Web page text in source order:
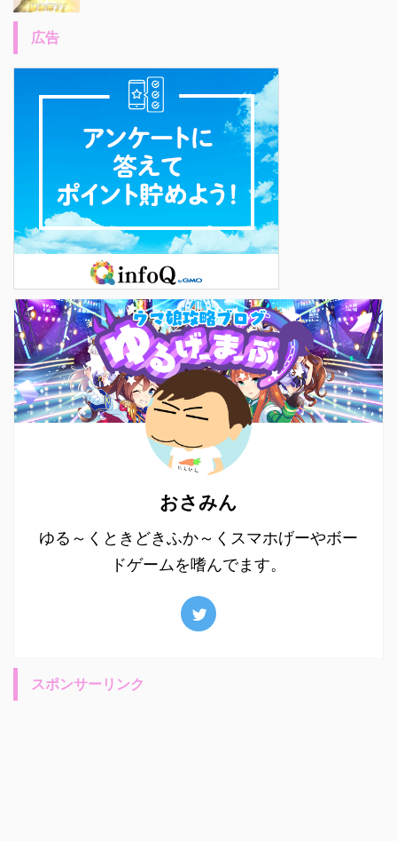
広告
おさみん
ゆる～くときどきふか～くスマホげーやボー
ドゲームを嗜んでます。
スポンサーリンク